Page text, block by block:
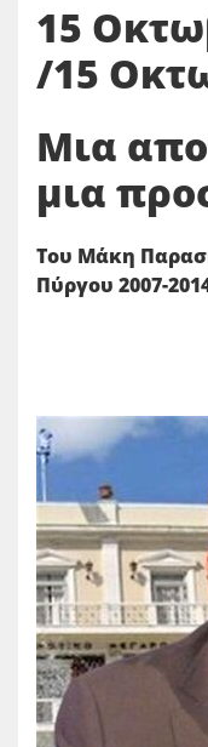
15
/15
Μια
μια
Του Μάκη
Πύργου 2007-